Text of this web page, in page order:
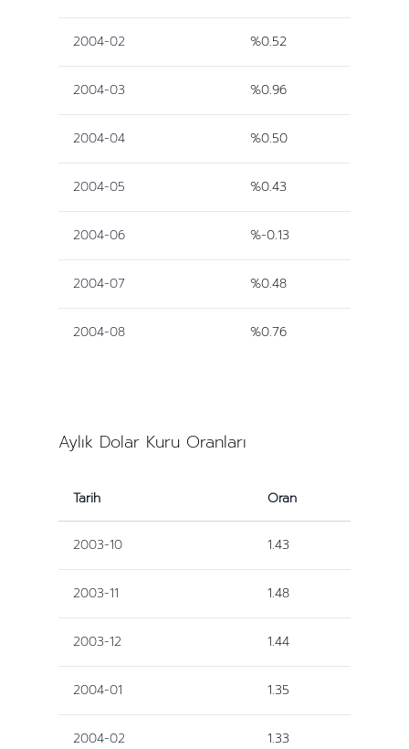
2004-02 %0.52
2004-03 %0.96
2004-04 %0.50
2004-05 %0.43
2004-06 %-0.13
2004-07 %0.48
2004-08 %0.76
Aylık Dolar Kuru Oranları
Tarih Oran
2003-10 1.43
2003-11 1.48
2003-12 1.44
2004-01 1.35
2004-02 1.33